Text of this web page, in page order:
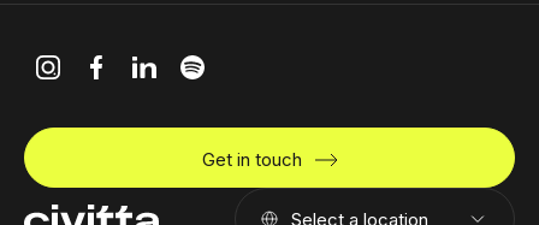
Select a location
Get in touch